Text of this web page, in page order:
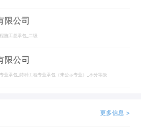
限公司
施工总承包_二级
限公司
业承包_特种工程专业承包（未公示专业）_不分等级
更多信息 >